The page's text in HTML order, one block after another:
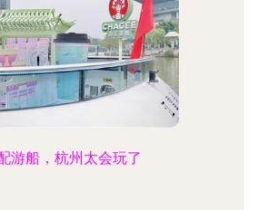
游船，杭州太会玩了